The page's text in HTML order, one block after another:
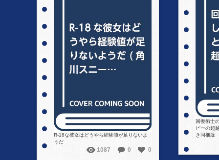
回復術士
ピーの超
き同梱版
R-18な彼女はどうやら経験値が足りないよ
うだ
1087 0 0